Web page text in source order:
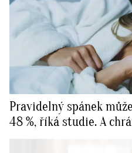
Pravidelný spánek
48 %, říká studie. A